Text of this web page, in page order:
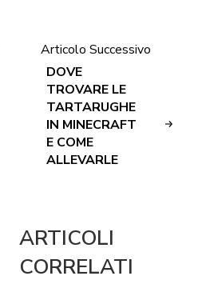
Articolo Successivo
DOVE
TROVARE LE
TARTARUGHE
IN MINECRAFT
E COME
ALLEVARLE
ARTICOLI
CORRELATI